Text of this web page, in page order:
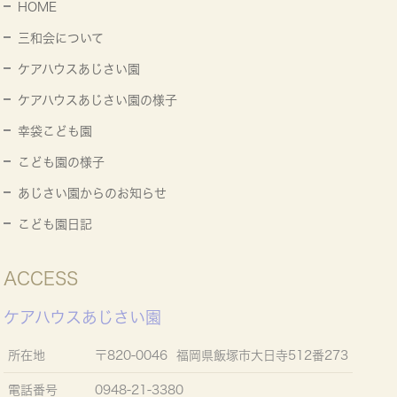
HOME
三和会について
ケアハウスあじさい園
ケアハウスあじさい園の様子
幸袋こども園
こども園の様子
あじさい園からのお知らせ
こども園日記
ACCESS
ケアハウスあじさい園
所在地 〒820-0046 福岡県飯塚市大日寺512番273
電話番号 0948-21-3380